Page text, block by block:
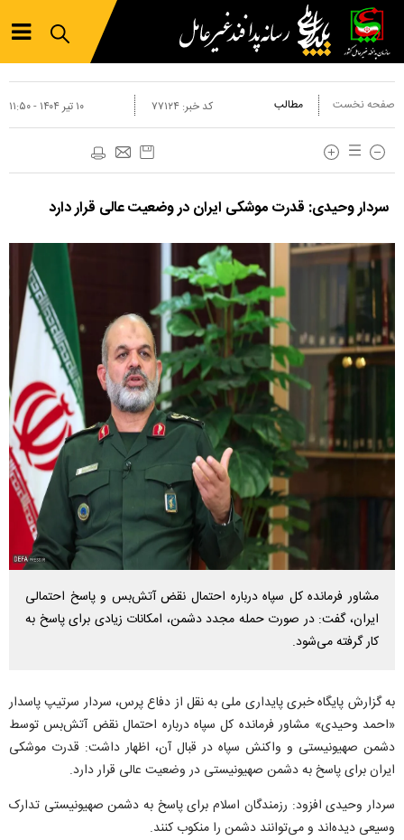
صفحه نخست مطالب ۱۰ تير ۱۴۰۴ - ۱۱:۵۰ کد خبر:۷۷۱۲۴
سردار وحیدی: قدرت موشکی ایران در وضعیت عالی قرار دارد
مشاور فرمانده کل سپاه درباره احتمال نقض آتش‌بس و پاسخ احتمالی
ایران، گفت: در صورت حمله مجدد دشمن، امکانات زیادی برای پاسخ به
کار گرفته می‌شود.
به گزارش پایگاه خبری پایداری ملی به نقل از دفاع پرس، سردار سرتیپ پاسدار
«احمد وحیدی» مشاور فرمانده کل سپاه درباره احتمال نقض آتش‌بس توسط
دشمن صهیونیستی و واکنش سپاه در قبال آن، اظهار داشت: قدرت موشکی
ایران برای پاسخ به دشمن صهیونیستی در وضعیت عالی قرار دارد.
سردار وحیدی افزود: رزمندگان اسلام برای پاسخ به دشمن صهیونیستی تدارک
وسیعی دیده‌اند و می‌توانند دشمن را منکوب کنند.